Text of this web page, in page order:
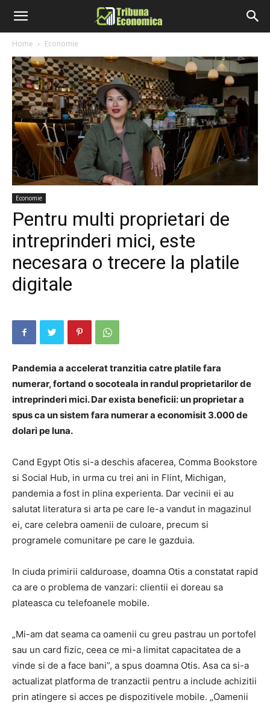
Home Economie
Economie
Pentru multi proprietari de
intreprinderi mici, este
necesara o trecere la platile
digitale
Pandemia a accelerat tranzitia catre platile fara
numerar, fortand o socoteala in randul proprietarilor de
intreprinderi mici. Dar exista beneficii: un proprietar a
spus ca un sistem fara numerar a economisit 3.000 de
dolari pe luna.
Cand Egypt Otis si-a deschis afacerea, Comma Bookstore
si Social Hub, in ​​urma cu trei ani in Flint, Michigan,
pandemia a fost in plina experienta. Dar vecinii ei au
salutat literatura si arta pe care le-a vandut in magazinul
ei, care celebra oamenii de culoare, precum si
programele comunitare pe care le gazduia.
In ciuda primirii calduroase, doamna Otis a constatat rapid
ca are o problema de vanzari: clientii ei doreau sa
plateasca cu telefoanele mobile.
„Mi-am dat seama ca oamenii cu greu pastrau un portofel
sau un card fizic, ceea ce mi-a limitat capacitatea de a
vinde si de a face bani”, a spus doamna Otis. Asa ca si-a
actualizat platforma de tranzactii pentru a include achizitii
prin atingere si acces pe dispozitivele mobile. „Oamenii